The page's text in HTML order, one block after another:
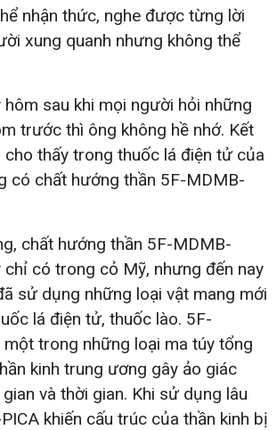
nhận thức, nghe được từng lời
xung quanh nhưng không thể
hôm sau khi mọi người hỏi những
trước thì ông không hề nhớ. Kết
cho thấy trong thuốc lá điện tử của
có chất hướng thần 5F-MDMB-
chất hướng thần 5F-MDMB-
chỉ có trong cỏ Mỹ, nhưng đến nay
sử dụng những loại vật mang mới
lá điện tử, thuốc lào. 5F-
một trong những loại ma túy tổng
kinh trung ương gây ảo giác
và thời gian. Khi sử dụng lâu
khiến cấu trúc của thần kinh bị